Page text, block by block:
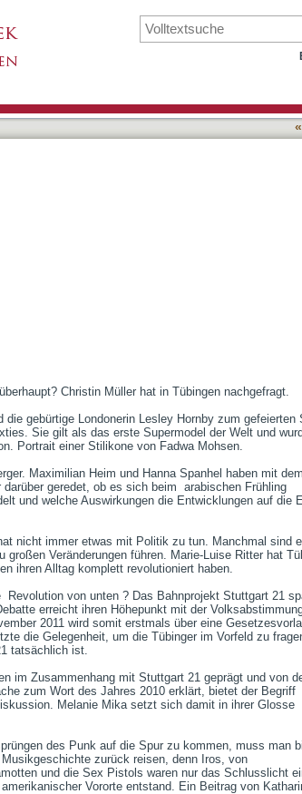
Christin Müller hat in Tübingen nachgefragt.
die gebürtige Londonerin Lesley Hornby zum gefeierten
Sie gilt als das erste Supermodel der Welt und
Portrait einer Stilikone von Fadwa Mohsen.
Maximilian Heim und Hanna Spanhel haben mit dem
geredet, ob es sich beim  arabischen Frühling
und welche Auswirkungen die Entwicklungen auf die
nicht immer etwas mit Politik zu tun. Manchmal sind
großen Veränderungen führen. Marie-Luise Ritter hat
ihren Alltag komplett revolutioniert haben.
Revolution von unten ? Das Bahnprojekt Stuttgart 21
erreicht ihren Höhepunkt mit der
2011 wird somit erstmals über eine
die Gelegenheit, um die Tübinger im Vorfeld zu
tatsächlich ist.
im Zusammenhang mit Stuttgart 21 geprägt und von
zum Wort des Jahres 2010 erklärt, bietet der Begriff
Melanie Mika setzt sich damit in ihrer Glosse
des Punk auf die Spur zu kommen, muss man
zurück reisen, denn Iros, von
und die Sex Pistols waren nur das Schlusslicht
Vororte entstand. Ein Beitrag von